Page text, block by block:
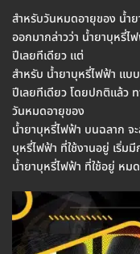
สำหรับวันหมดอายุของ น้ำ
ออกมากล่าวว่า น้ำยาบุหรี่ไ
ปีเลยทีเดียว แต่
สำหรับ น้ำยาบุหรี่ไฟฟ้า แบ
ปีเลยทีเดียว โดยปกติแล้ว
วันหมดอายุของ
น้ำยาบุหรี่ไฟฟ้า บนฉลาก จ
บุหรี่ไฟฟ้า ที่ใช้งานอยู่ เริ่ม
น้ำยาบุหรี่ไฟฟ้า ที่ใช้อยู่ หม